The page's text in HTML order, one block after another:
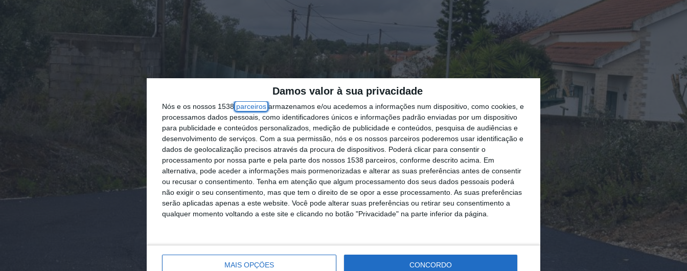
Damos valor à sua privacidade
Nós e os nossos 1538parceirosarmazenamos e/ou acedemos a informações num dispositivo, como cookies, e
processamos dados pessoais, como identificadores únicos e informações padrão enviadas por um dispositivo
para publicidade e conteúdos personalizados, medição de publicidade e conteúdos, pesquisa de audiências e
desenvolvimento de serviços. Com a sua permissão, nós e os nossos parceiros poderemos usar identificação e
dados de geolocalização precisos através da procura de dispositivos. Poderá clicar para consentir o
processamento por nossa parte e pela parte dos nossos 1538 parceiros, conforme descrito acima. Em
alternativa, pode aceder a informações mais pormenorizadas e alterar as suas preferências antes de consentir
ou recusar o consentimento. Tenha em atenção que algum processamento dos seus dados pessoais poderá
não exigir o seu consentimento, mas que tem o direito de se opor a esse processamento. As suas preferências
serão aplicadas apenas a este website. Você pode alterar suas preferências ou retirar seu consentimento a
qualquer momento voltando a este site e clicando no botão "Privacidade" na parte inferior da página.
MAIS OPÇÕES CONCORDO